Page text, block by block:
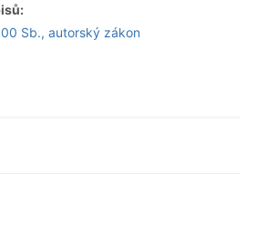
Sb., autorský zákon